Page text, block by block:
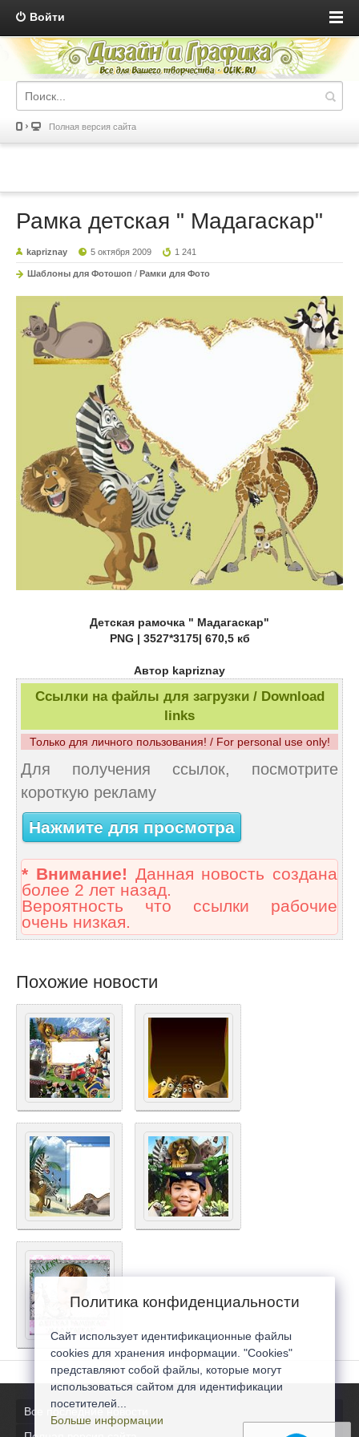
Войти
Полная версия сайта
Рамка детская " Мадагаскар"
kapriznay 5 октября 2009 1 241
Шаблоны для Фотошоп / Рамки для Фото
Детская рамочка " Мадагаскар"
PNG | 3527*3175| 670,5 кб
Автор kapriznay
Ссылки на файлы для загрузки / Download
links
Только для личного пользования! / For personal use only!
Для получения ссылок, посмотрите
короткую рекламу
Нажмите для просмотра
* Внимание! Данная новость создана
более 2 лет назад.
Вероятность что ссылки рабочие
очень низкая.
Похожие новости
Все последние новости
Политика конфиденциальности
Сайт использует идентификационные файлы
cookies для хранения информации. "Cookies"
представляют собой файлы, которые могут
использоваться сайтом для идентификации
посетителей...
Больше информации